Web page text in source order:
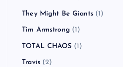
They Might Be Giants(1)
Tim Armstrong (1)
TOTAL CHAOS (1)
Travis(2)